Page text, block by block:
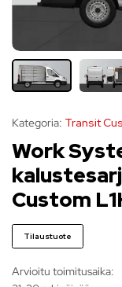
Kategoria: Transit
Work
Custom
Tilaustuote
Arvioitu toimitusaika: